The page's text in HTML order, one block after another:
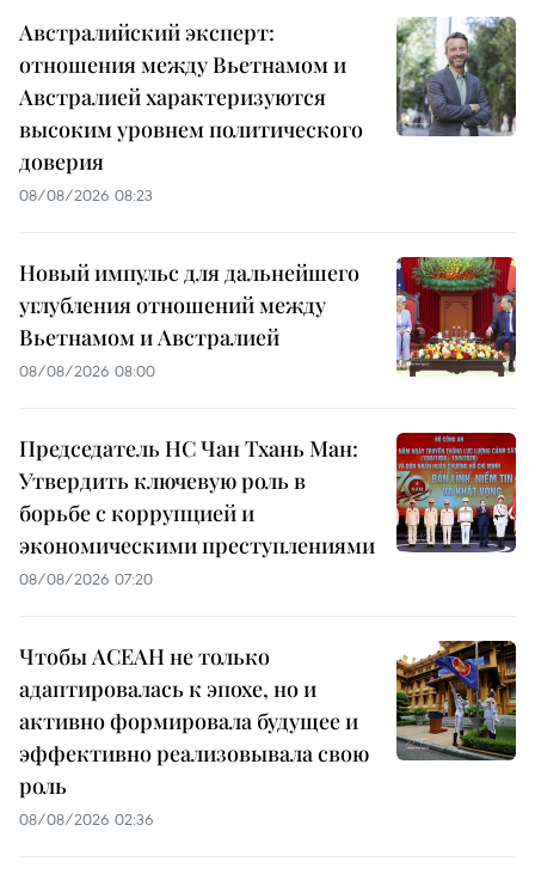
Австралийский эксперт:
отношения между Вьетнамом и
Австралией характеризуются
высоким уровнем политического
доверия
08/08/2026 08:23
Новый импульс для дальнейшего
углубления отношений между
Вьетнамом и Австралией
08/08/2026 08:00
Председатель НС Чан Тхань Ман:
Утвердить ключевую роль в
борьбе с коррупцией и
экономическими преступлениями
08/08/2026 07:20
Чтобы АСЕАН не только
адаптировалась к эпохе, но и
активно формировала будущее и
эффективно реализовывала свою
роль
08/08/2026 02:36